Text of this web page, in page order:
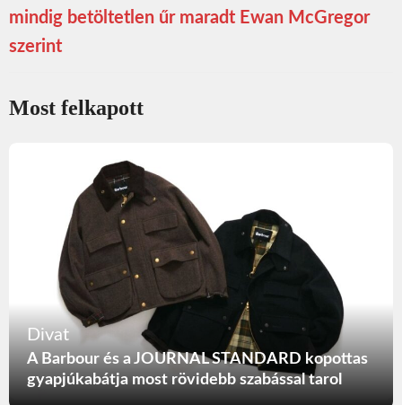
mindig betöltetlen űr maradt Ewan McGregor
szerint
Most felkapott
Divat
A Barbour és a JOURNAL STANDARD kopottas
gyapjúkabátja most rövidebb szabással tarol